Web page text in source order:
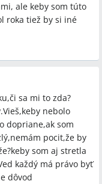
ale keby som túto
roka tiež by si iné
sa mi to zda?
nebolo
dopriane,ak som
pocit,že by
som aj stretla
každý má právo byť
dôvod